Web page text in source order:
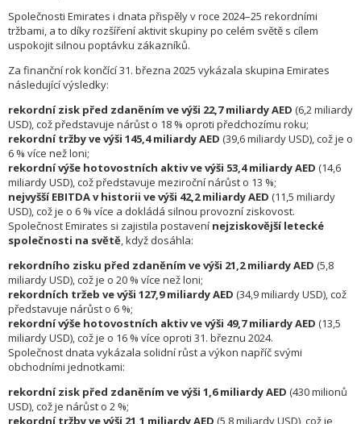
Společnosti Emirates i dnata přispěly v roce 2024–25 rekordními
tržbami, a to díky rozšíření aktivit skupiny po celém světě s cílem
uspokojit silnou poptávku zákazníků.
Za finanční rok končící 31. března 2025 vykázala skupina Emirates
následující výsledky:
rekordní zisk před zdaněním ve výši 22,7 miliardy AED (6,2 miliardy
USD), což představuje nárůst o 18 % oproti předchozímu roku;
rekordní tržby ve výši 145,4 miliardy AED (39,6 miliardy USD), což je o
6 % více než loni;
rekordní výše hotovostních aktiv ve výši 53,4 miliardy AED (14,6
miliardy USD), což představuje meziroční nárůst o 13 %;
nejvyšší EBITDA v historii ve výši 42,2 miliardy AED (11,5 miliardy
USD), což je o 6 % více a dokládá silnou provozní ziskovost.
Společnost Emirates si zajistila postavení nejziskovější letecké
společnosti na světě, když dosáhla:
rekordního zisku před zdaněním ve výši 21,2 miliardy AED (5,8
miliardy USD), což je o 20 % více než loni;
rekordních tržeb ve výši 127,9 miliardy AED (34,9 miliardy USD), což
představuje nárůst o 6 %;
rekordní výše hotovostních aktiv ve výši 49,7 miliardy AED (13,5
miliardy USD), což je o 16 % více oproti 31. březnu 2024.
Společnost dnata vykázala solidní růst a výkon napříč svými
obchodními jednotkami:
rekordní zisk před zdaněním ve výši 1,6 miliardy AED (430 milionů
USD), což je nárůst o 2 %;